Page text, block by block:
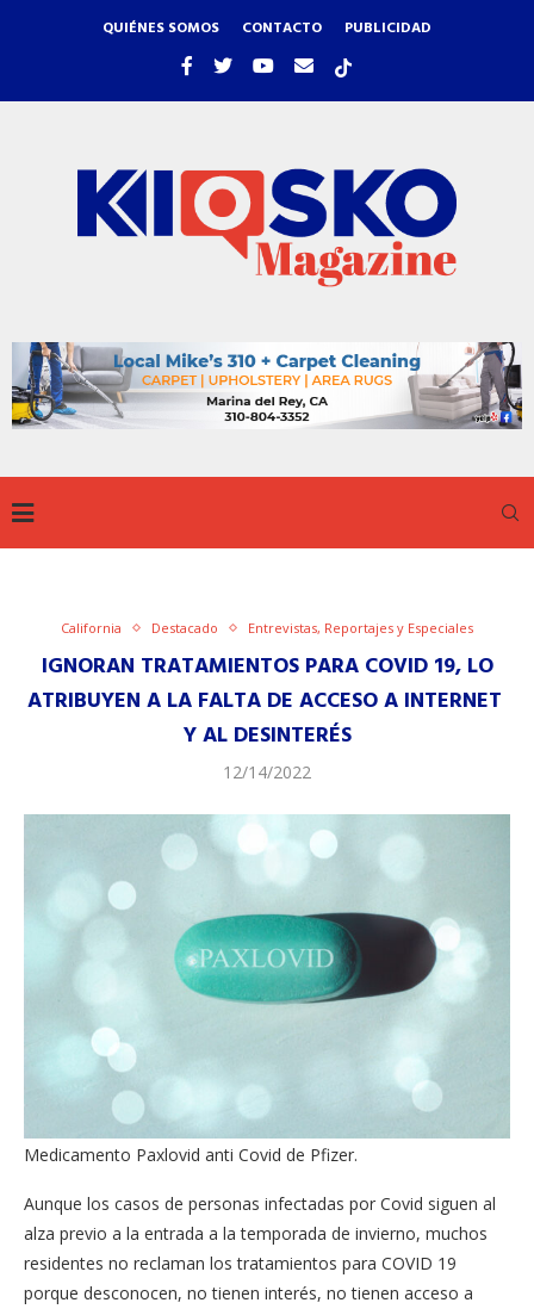
QUIÉNES SOMOS CONTACTO PUBLICIDAD
California Destacado Entrevistas, Reportajes y Especiales
IGNORAN TRATAMIENTOS PARA COVID 19, LO
ATRIBUYEN A LA FALTA DE ACCESO A INTERNET
Y AL DESINTERÉS
12/14/2022
Medicamento Paxlovid anti Covid de Pfizer.
Aunque los casos de personas infectadas por Covid siguen al
alza previo a la entrada a la temporada de invierno, muchos
residentes no reclaman los tratamientos para COVID 19
porque desconocen, no tienen interés, no tienen acceso a